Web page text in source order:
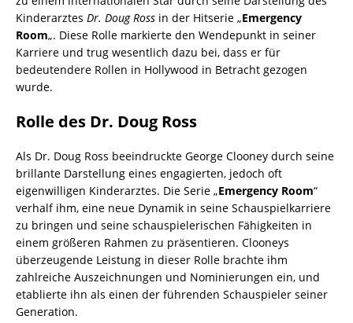
Kinderarztes Dr. Doug Ross in der Hitserie „Emergency
Room„. Diese Rolle markierte den Wendepunkt in seiner
Karriere und trug wesentlich dazu bei, dass er für
bedeutendere Rollen in Hollywood in Betracht gezogen
wurde.
Rolle des Dr. Doug Ross
Als Dr. Doug Ross beeindruckte George Clooney durch seine
brillante Darstellung eines engagierten, jedoch oft
eigenwilligen Kinderarztes. Die Serie „Emergency Room“
verhalf ihm, eine neue Dynamik in seine Schauspielkarriere
zu bringen und seine schauspielerischen Fähigkeiten in
einem größeren Rahmen zu präsentieren. Clooneys
überzeugende Leistung in dieser Rolle brachte ihm
zahlreiche Auszeichnungen und Nominierungen ein, und
etablierte ihn als einen der führenden Schauspieler seiner
Generation.